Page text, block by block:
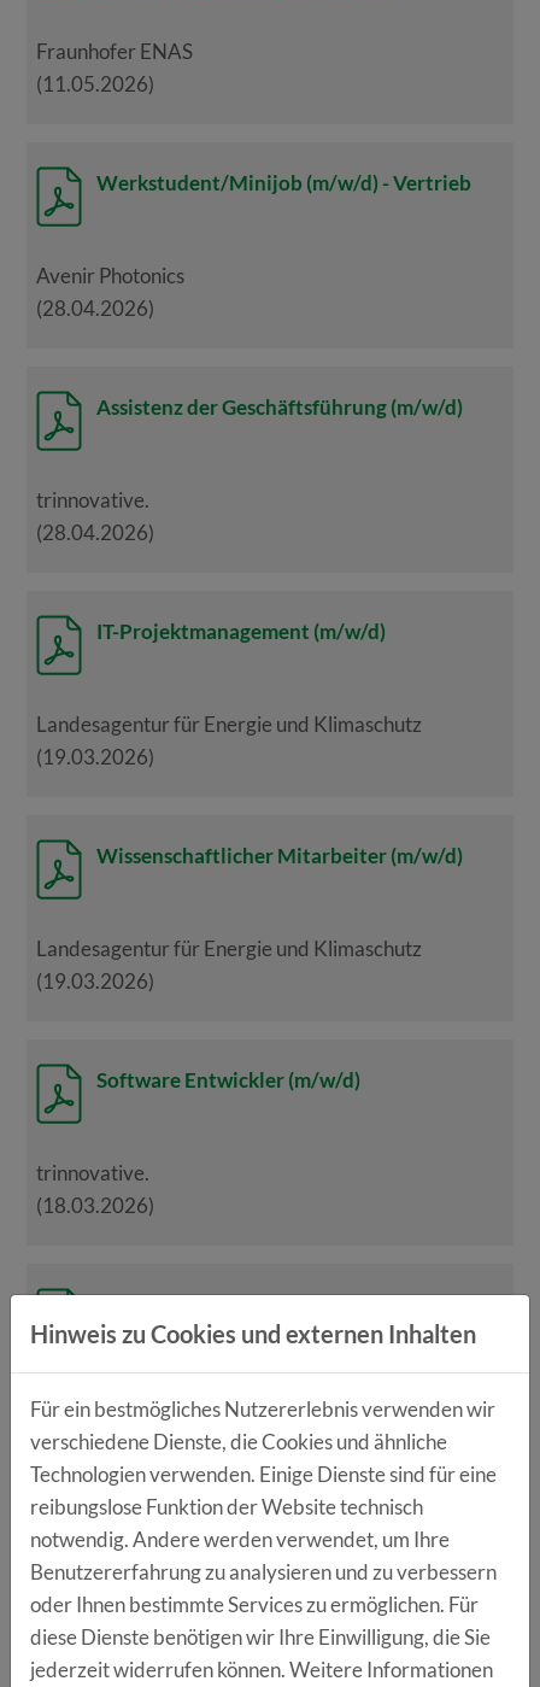
Fraunhofer ENAS
(11.05.2026)
Werkstudent/Minijob (m/w/d) - Vertrieb
Avenir Photonics
(28.04.2026)
Assistenz der Geschäftsführung (m/w/d)
trinnovative.
(28.04.2026)
IT-Projektmanagement (m/w/d)
Landesagentur für Energie und Klimaschutz
(19.03.2026)
Wissenschaftlicher Mitarbeiter (m/w/d)
Landesagentur für Energie und Klimaschutz
(19.03.2026)
Software Entwickler (m/w/d)
trinnovative.
(18.03.2026)
trinnovative.
(18.03.2026)
Werkstudent Softwareentwicklung (m/w/d)
Hinweis zu Cookies und externen Inhalten
Für ein bestmögliches Nutzererlebnis verwenden wir
verschiedene Dienste, die Cookies und ähnliche
Technologien verwenden. Einige Dienste sind für eine
reibungslose Funktion der Website technisch
notwendig. Andere werden verwendet, um Ihre
Benutzererfahrung zu analysieren und zu verbessern
oder Ihnen bestimmte Services zu ermöglichen. Für
diese Dienste benötigen wir Ihre Einwilligung, die Sie
jederzeit widerrufen können. Weitere Informationen